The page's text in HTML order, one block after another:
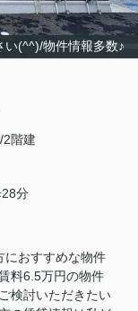
い(^^)/物件情報多数♪
2階建
28分
におすすめな物件
料6.5万円の物件
検討いただきたい